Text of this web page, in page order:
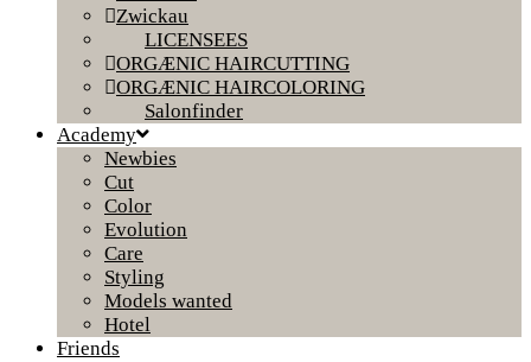
Zwickau
LICENSEES
ORGÆNIC HAIRCUTTING
ORGÆNIC HAIRCOLORING
Salonfinder
Academy
Newbies
Cut
Color
Evolution
Care
Styling
Models wanted
Hotel
Friends